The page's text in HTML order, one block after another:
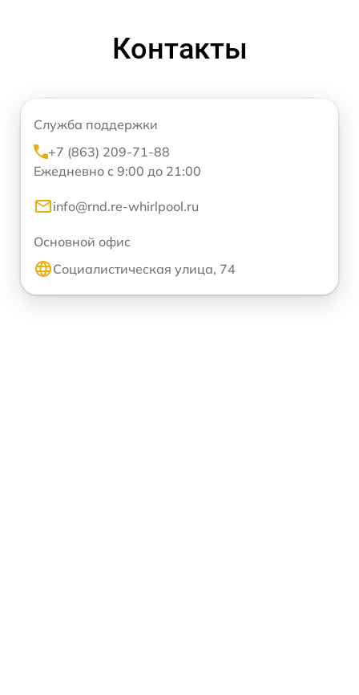
Контакты
Служба поддержки
+7 (863) 209-71-88
Ежедневно с 9:00 до 21:00
info@rnd.re-whirlpool.ru
Основной офис
Социалистическая улица, 74